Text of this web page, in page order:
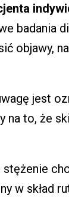
badania
objawy,
jest
na to, że
w skład